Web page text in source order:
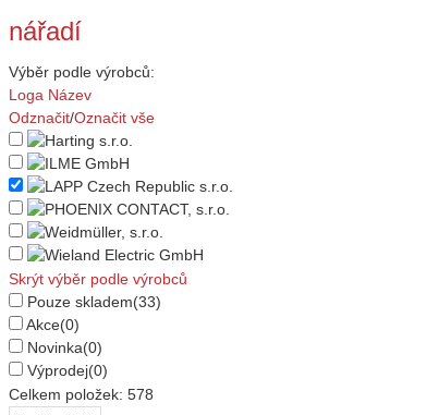
nářadí
Výběr podle výrobců:
Loga Název
Odznačit/Označit vše
Skrýt výběr podle výrobců
Pouze skladem(33)
Akce(0)
Novinka(0)
Výprodej(0)
Celkem položek: 578